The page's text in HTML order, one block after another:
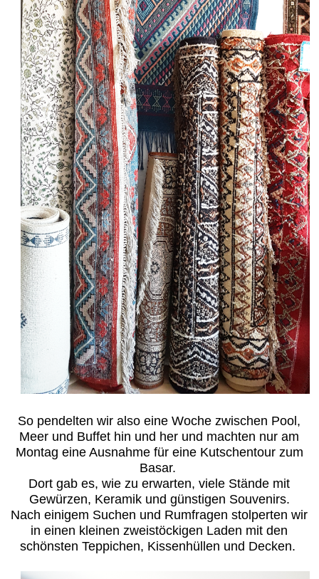
So pendelten wir also eine Woche zwischen Pool,
Meer und Buffet hin und her und machten nur am
Montag eine Ausnahme für eine Kutschentour zum
Basar.
Dort gab es, wie zu erwarten, viele Stände mit
Gewürzen, Keramik und günstigen Souvenirs.
Nach einigem Suchen und Rumfragen stolperten wir
in einen kleinen zweistöckigen Laden mit den
schönsten Teppichen, Kissenhüllen und Decken.